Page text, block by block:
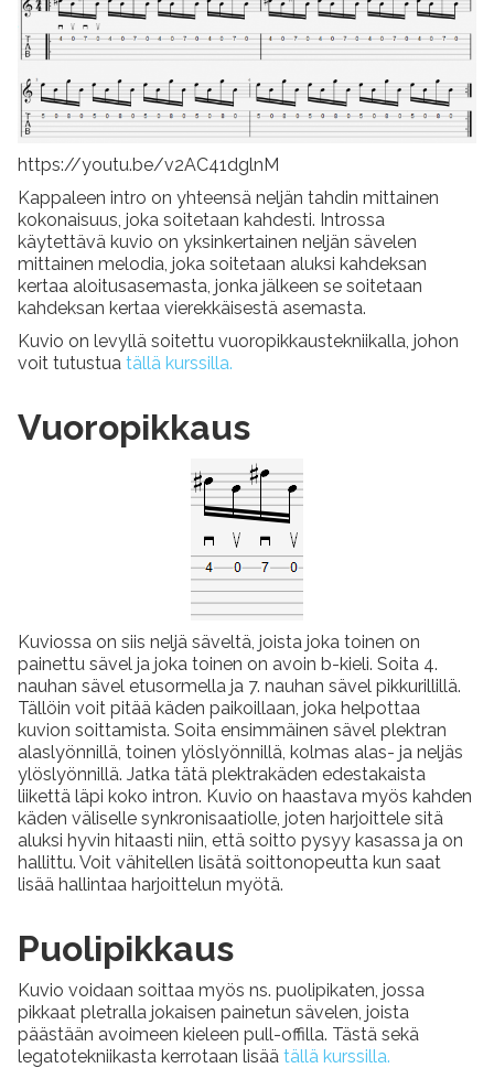
https://youtu.be/v2AC41dglnM
Kappaleen intro on yhteensä neljän tahdin mittainen
kokonaisuus, joka soitetaan kahdesti. Introssa
käytettävä kuvio on yksinkertainen neljän sävelen
mittainen melodia, joka soitetaan aluksi kahdeksan
kertaa aloitusasemasta, jonka jälkeen se soitetaan
kahdeksan kertaa vierekkäisestä asemasta.
Kuvio on levyllä soitettu vuoropikkaustekniikalla, johon
voit tutustua tällä kurssilla.
Vuoropikkaus
Kuviossa on siis neljä säveltä, joista joka toinen on
painettu sävel ja joka toinen on avoin b-kieli. Soita 4.
nauhan sävel etusormella ja 7. nauhan sävel pikkurillillä.
Tällöin voit pitää käden paikoillaan, joka helpottaa
kuvion soittamista. Soita ensimmäinen sävel plektran
alaslyönnillä, toinen ylöslyönnillä, kolmas alas- ja neljäs
ylöslyönnillä. Jatka tätä plektrakäden edestakaista
liikettä läpi koko intron. Kuvio on haastava myös kahden
käden väliselle synkronisaatiolle, joten harjoittele sitä
aluksi hyvin hitaasti niin, että soitto pysyy kasassa ja on
hallittu. Voit vähitellen lisätä soittonopeutta kun saat
lisää hallintaa harjoittelun myötä.
Puolipikkaus
Kuvio voidaan soittaa myös ns. puolipikaten, jossa
pikkaat pletralla jokaisen painetun sävelen, joista
päästään avoimeen kieleen pull-offilla. Tästä sekä
legatotekniikasta kerrotaan lisää tällä kurssilla.